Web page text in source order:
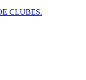
CLUBES.